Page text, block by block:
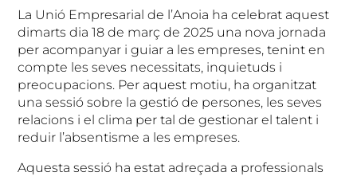
La Unió Empresarial de l’Anoia ha celebrat aquest
dimarts dia 18 de març de 2025 una nova jornada
per acompanyar i guiar a les empreses, tenint en
compte les seves necessitats, inquietuds i
preocupacions. Per aquest motiu, ha organitzat
una sessió sobre la gestió de persones, les seves
relacions i el clima per tal de gestionar el talent i
reduir l’absentisme a les empreses.
Aquesta sessió ha estat adreçada a professionals